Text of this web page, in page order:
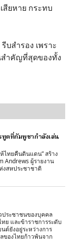
สียหาย กระทบ
บสำรอง เพราะ
ำคัญที่สุดของทั้ง
ทูตที่กัมพูชากำลังเล่น
ไทยคืนดินแดน” สร้าง
Andrews ผู้รายงาน
สหประชาชาติ
ประชาชนของบุคคล
ย และข้าราชการระดับ
ต์ยังอยู่ระหว่างการ
ของไทยก้าวพ้นจาก